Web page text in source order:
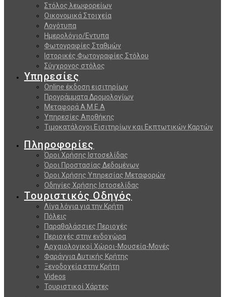
Στόλος λεωφορείων
Οικονομικά Στοιχεία
Λογότυπα
Ημερολόγιο/Εντυπα
Φωτογραφίες Σταθμών
Ιστορικές Φωτογραφίες Στόλου
Σύγχρονος στόλος
Υπηρεσίες
Online έκδοση εισιτηρίων
Προγράμματα Δρομολογίων
Μεταφορά Α.Μ.Ε.Α
Υπηρεσίες Αποθήκης
Τιμοκατάλογοι Εισιτηρίων και Εκπτωτικών Καρτών
Πληροφορίες
Όροι Χρήσης Ιστοσελίδας
Όροι Προστασίας Δεδομένων
Όροι Χρήσης Υπηρεσίας Μεταφορών
Οδηγίες Χρήσης Ιστοσελίδας
Τουριστικός Οδηγός
Λίγα λόγια για την Κρήτη
Πόλεις
Παραθαλάσσιες Περιοχές
Περιοχές στην ενδοχώρα
Αρχαιολογικοί Χώροι-Μουσεία-Μονές
Φαράγγια Δυτικής Κρήτης
Ξενοδοχεία στην Κρήτη
Videos
Τουριστικοί Χάρτες